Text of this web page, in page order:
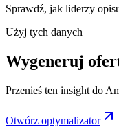
Sprawdź, jak liderzy
Użyj tych danych
Wygeneruj
Przenieś ten insight do
Otwórz optymalizator